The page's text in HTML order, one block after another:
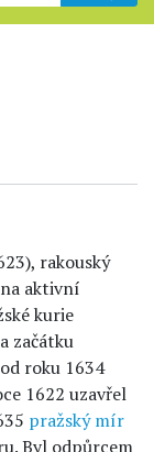
rakouský
aktivní
kurie
začátku
roku 1634
1622 uzavřel
pražský mír
Byl odpůrcem